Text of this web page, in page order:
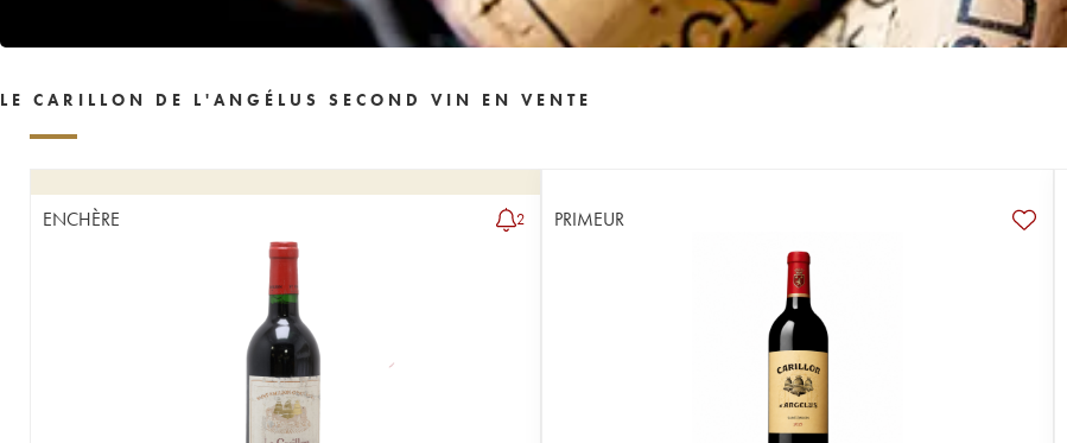
LE CARILLON DE L'ANGÉLUS SECOND VIN EN VENTE
ENCHÈRE 2 PRIMEUR